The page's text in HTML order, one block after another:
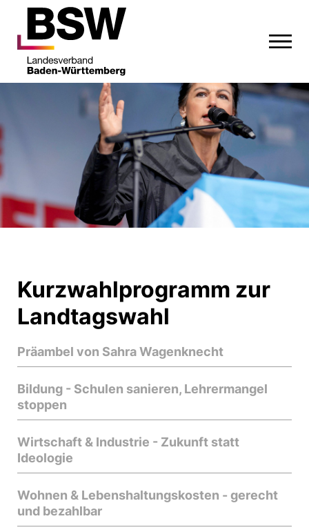
Kurzwahlprogramm zur
Landtagswahl
Präambel von Sahra Wagenknecht
Bildung - Schulen sanieren, Lehrermangel
stoppen
Wirtschaft & Industrie - Zukunft statt
Ideologie
Wohnen & Lebenshaltungskosten - gerecht
und bezahlbar